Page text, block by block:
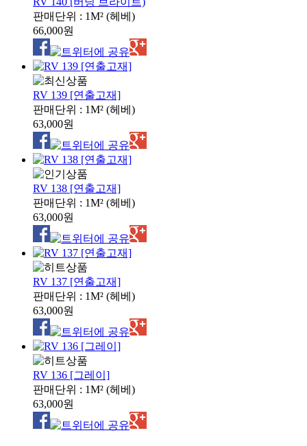
판매단위 : 1M² (헤베)
66,000원
RV 139 [연출고재]
판매단위 : 1M² (헤베)
63,000원
RV 138 [연출고재]
판매단위 : 1M² (헤베)
63,000원
RV 137 [연출고재]
판매단위 : 1M² (헤베)
63,000원
RV 136 [그레이]
판매단위 : 1M² (헤베)
63,000원